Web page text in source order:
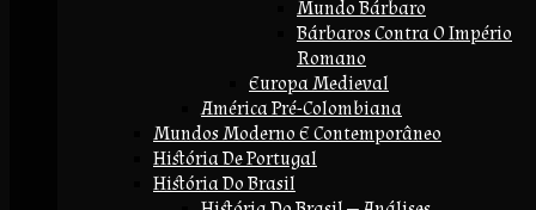
Mundo Bárbaro
Bárbaros Contra O Império
Romano
Europa Medieval
América Pré-Colombiana
Mundos Moderno E Contemporâneo
História De Portugal
História Do Brasil